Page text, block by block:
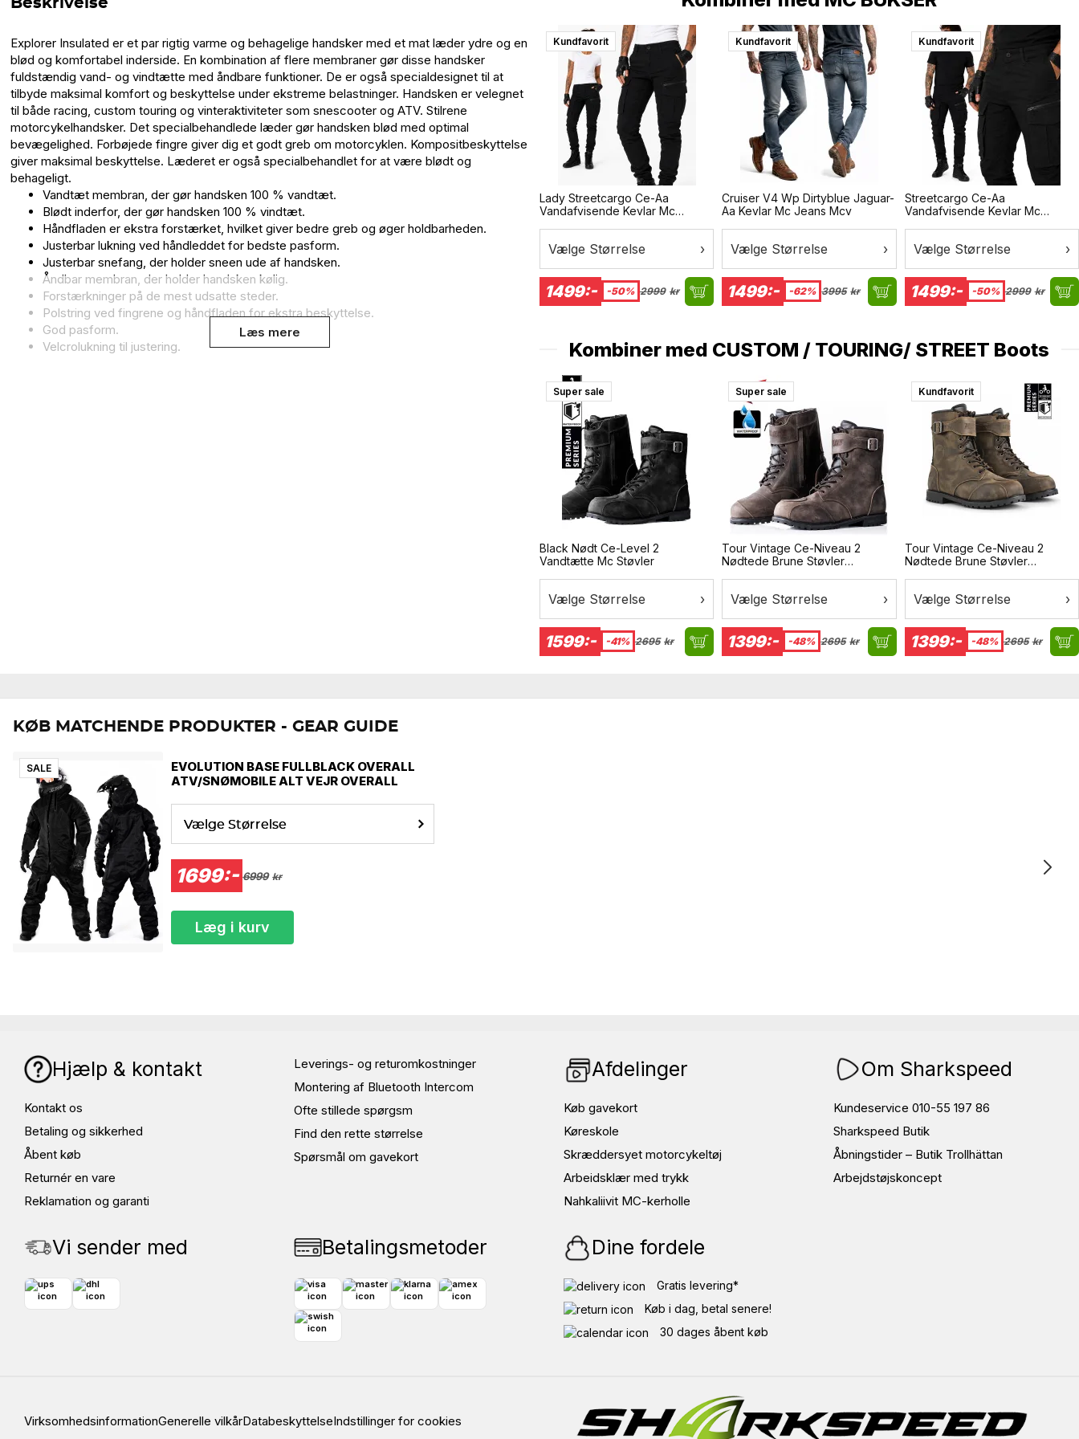
Beskrivelse
Explorer Insulated er et par rigtig varme og behagelige handsker med et mat læder ydre og en
blød og komfortabel inderside. En kombination af flere membraner gør disse handsker
fuldstændig vand- og vindtætte med åndbare funktioner. De er også specialdesignet til at
tilbyde maksimal komfort og beskyttelse under ekstreme belastninger. Handsken er velegnet
til både racing, custom touring og vinteraktiviteter som snescooter og ATV. Stilrene
motorcykelhandsker. Det specialbehandlede læder gør handsken blød med optimal
bevægelighed. Forbøjede fingre giver dig et godt greb om motorcyklen. Kompositbeskyttelse
giver maksimal beskyttelse. Læderet er også specialbehandlet for at være blødt og
behageligt.
Vandtæt membran, der gør handsken 100 % vandtæt.
Blødt inderfor, der gør handsken 100 % vindtæt.
Håndfladen er ekstra forstærket, hvilket giver bedre greb og øger holdbarheden.
Justerbar lukning ved håndleddet for bedste pasform.
Justerbar snefang, der holder sneen ude af handsken.
Åndbar membran, der holder handsken kølig.
Forstærkninger på de mest udsatte steder.
Polstring ved fingrene og håndfladen for ekstra beskyttelse.
God pasform.
Velcrolukning til justering.
Læs mere
Kundfavorit
Lady Streetcargo Ce-Aa
Vandafvisende Kevlar Mc
Vælge Størrelse ›
1499:- -50% 2999 kr
Kundfavorit
Cruiser V4 Wp Dirtyblue Jaguar-
Aa Kevlar Mc Jeans Mcv
Vælge Størrelse ›
1499:- -62% 3995 kr
Kundfavorit
Streetcargo Ce-Aa
Vandafvisende Kevlar Mc
Vælge Størrelse ›
1499:- -50% 2999 kr
Kombiner med CUSTOM / TOURING/ STREET Boots
Super sale
Black Nødt Ce-Level 2
Vandtætte Mc Støvler
Vælge Størrelse ›
1599:- -41% 2695 kr
Super sale
Tour Vintage Ce-Niveau 2
Nødtede Brune Støvler
Vælge Størrelse ›
1399:- -48% 2695 kr
Surprise
Kundfavorit
Tour Vintage Ce-Niveau 2
Nødtede Brune Støvler
Vælge Størrelse ›
1399:- -48% 2695 kr
KØB MATCHENDE PRODUKTER - GEAR GUIDE
SALE
EVOLUTION BASE FULLBLACK OVERALL
ATV/SNØMOBILE ALT VEJR OVERALL
Vælge Størrelse
1699:- 6999 kr
Læg i kurv
Hjælp & kontakt
Kontakt os
Betaling og sikkerhed
Åbent køb
Returnér en vare
Reklamation og garanti
Leverings- og returomkostninger
Montering af Bluetooth Intercom
Ofte stillede spørgsm
Find den rette størrelse
Spørsmål om gavekort
Afdelinger
Køb gavekort
Køreskole
Skræddersyet motorcykeltøj
Arbeidsklær med trykk
Nahkaliivit MC-kerholle
Om Sharkspeed
Kundeservice 010-55 197 86
Sharkspeed Butik
Åbningstider – Butik Trollhättan
Arbejdstøjskoncept
Vi sender med Betalingsmetoder Dine fordele
Gratis levering*
Køb i dag, betal senere!
30 dages åbent køb
VirksomhedsinformationGenerelle vilkårDatabeskyttelseIndstillinger for cookies